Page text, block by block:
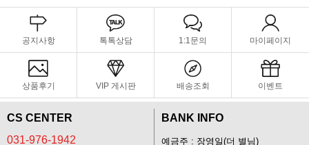
공지사항 톡톡상담 1:1문의 마이페이지
상품후기 VIP 게시판 배송조회 이벤트
CS CENTER
031-976-1942
BANK INFO
예금주 : 장영일(더 별님)